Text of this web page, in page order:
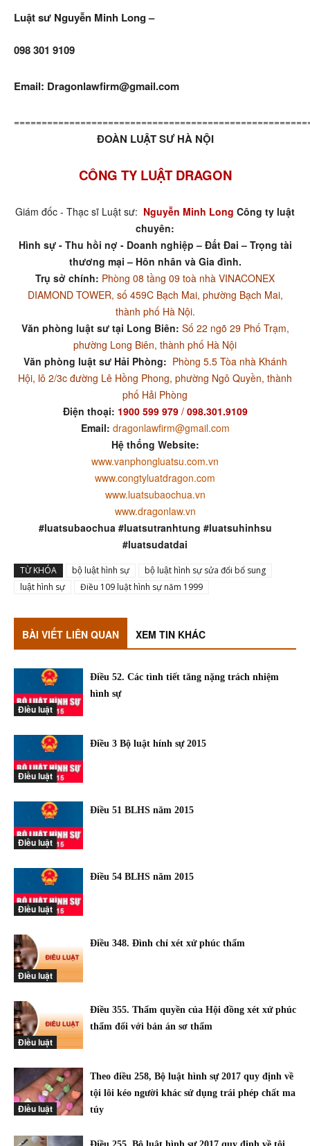
Luật sư Nguyễn Minh Long –
098 301 9109
Email: Dragonlawfirm@gmail.com
ĐOÀN LUẬT SƯ HÀ NỘI
CÔNG TY LUẬT DRAGON
Giám đốc - Thạc sĩ Luật sư: Nguyễn Minh Long Công ty luật
chuyên:
Hình sự - Thu hồi nợ - Doanh nghiệp – Đất Đai – Trọng tài
thương mại – Hôn nhân và Gia đình.
Trụ sở chính: Phòng 08 tầng 09 toà nhà VINACONEX
DIAMOND TOWER, số 459C Bạch Mai, phường Bạch Mai,
thành phố Hà Nội.
Văn phòng luật sư tại Long Biên: Số 22 ngõ 29 Phố Trạm,
phường Long Biên, thành phố Hà Nội
Văn phòng luật sư Hải Phòng: Phòng 5.5 Tòa nhà Khánh
Hội, lô 2/3c đường Lê Hồng Phong, phường Ngô Quyền, thành
phố Hải Phòng
Điện thoại: 1900 599 979/ 098.301.9109
Email: dragonlawfirm@gmail.com
Hệ thống Website:
www.vanphongluatsu.com.vn
www.congtyluatdragon.com
www.luatsubaochua.vn
www.dragonlaw.vn
#luatsubaochua #luatsutranhtung #luatsuhinhsu
#luatsudatdai
TỪ KHÓA bộ luật hình sự
bộ luật hình sự sửa đổi bổ sung
luật hình sự
Điều 109 luật hình sự năm 1999
BÀI VIẾT LIÊN QUAN XEM TIN KHÁC
Điều luật
Điều 52. Các tình tiết tăng nặng trách nhiệm
hình sự
Điều luật
Điều 3 Bộ luật hính sự 2015
Điều luật
Điều 51 BLHS năm 2015
Điều luật
Điều 54 BLHS năm 2015
Điều luật
Điều 348. Đình chỉ xét xử phúc thẩm
Điều luật
Điều 355. Thẩm quyền của Hội đồng xét xử phúc
thẩm đối với bản án sơ thẩm
Điều luật
Theo điều 258, Bộ luật hình sự 2017 quy định về
tội lôi kéo người khác sử dụng trái phép chất ma
túy